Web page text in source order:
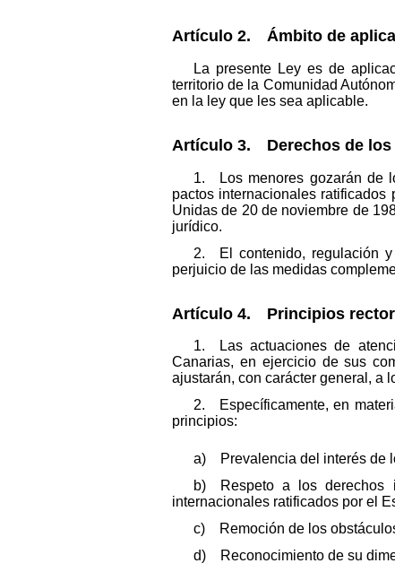
Artículo 2. Ámbito de
La presente Ley es de
territorio de la Comunidad
en la ley que les sea aplicable.
Artículo 3. Derechos de los
1. Los menores gozarán de
pactos internacionales
Unidas de 20 de noviembre de
jurídico.
2. El contenido, regulación y
perjuicio de las medidas
Artículo 4. Principios
1. Las actuaciones de
Canarias, en ejercicio de sus
ajustarán, con carácter general, a
2. Específicamente, en
principios:
a) Prevalencia del interés de
b) Respeto a los derechos
internacionales ratificados por el
c) Remoción de los
d) Reconocimiento de su